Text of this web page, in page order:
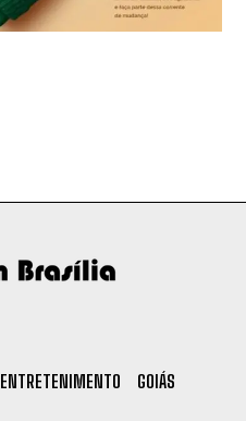
ENTRETENIMENTO
GOIÁS